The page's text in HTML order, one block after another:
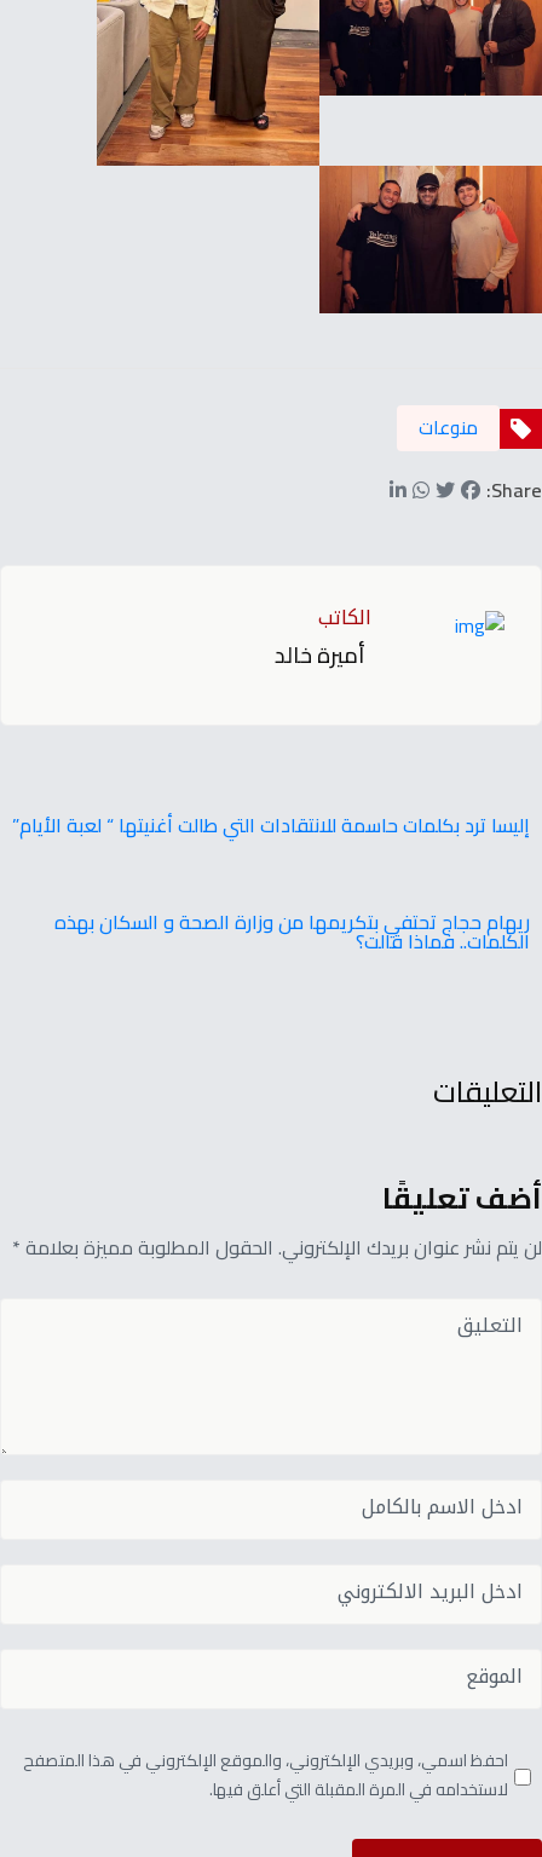
منوعات
Share:
الكاتب
أميرة خالد
إليسا ترد بكلمات حاسمة للانتقادات التي طالت أغنيتها “ لعبة الأيام”
ريهام حجاج تحتفي بتكريمها من وزارة الصحة و السكان بهذه
الكلمات.. فماذا قالت؟
التعليقات
أضف تعليقًا
لن يتم نشر عنوان بريدك الإلكتروني. الحقول المطلوبة مميزة بعلامة *
احفظ اسمي، وبريدي الإلكتروني، والموقع الإلكتروني في هذا المتصفح
لاستخدامه في المرة المقبلة التي أعلق فيها.